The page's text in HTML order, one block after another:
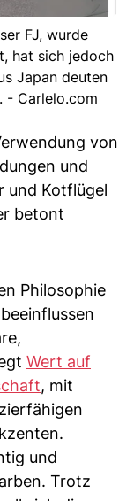
FJ, wurde
hat sich jedoch
Japan deuten
- Carlelo.com
von
und
und Kotflügel
betont
Philosophie
Wert auf
, mit
und
Trotz